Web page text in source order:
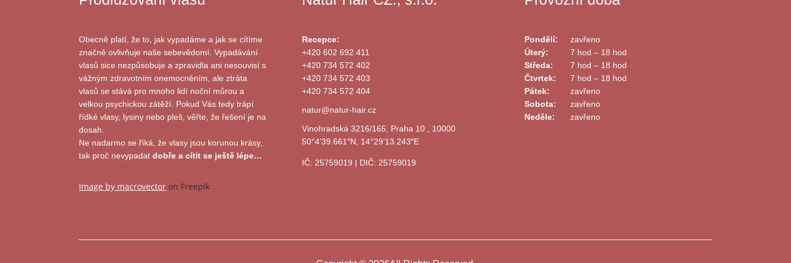
Obecně platí, že to, jak vypadáme a jak se cítíme
značně ovlivňuje naše sebevědomí. Vypadávání
vlasů sice nezpůsobuje a zpravidla ani nesouvisí s
vážným zdravotním onemocněním, ale ztráta
vlasů se stává pro mnoho lidí noční můrou a
velkou psychickou zátěží. Pokud Vás tedy trápí
řídké vlasy, lysiny nebo pleš, věřte, že řešení je na
dosah.
Ne nadarmo se říká, že vlasy jsou korunou krásy,
tak proč nevypadatdobře a cítit se ještě lépe…
Image by macrovector on Freepik
Recepce:
+420 602 692 411
+420 734 572 402
+420 734 572 403
+420 734 572 404
natur@natur-hair.cz
Vinohradská 3216/165, Praha 10 , 10000
50°4’39.661″N, 14°29’13.243″E
IČ: 25759019 | DIČ: 25759019
Pondělí:
zavřeno
Úterý:
7 hod – 18 hod
Středa:
7 hod – 18 hod
Čtvrtek:
7 hod – 18 hod
Pátek:
zavřeno
Sobota:
zavřeno
Neděle:
zavřeno